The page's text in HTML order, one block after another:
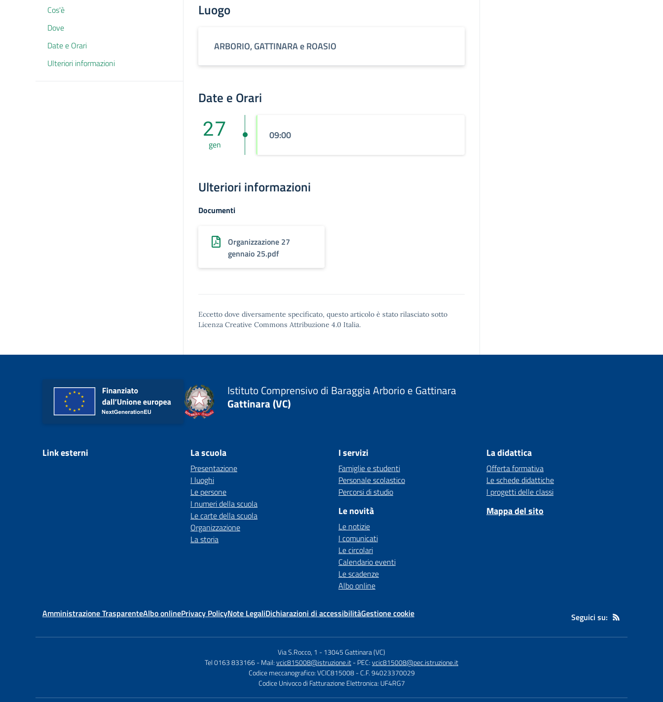
Cos'è
Dove
Date e Orari
Ulteriori informazioni
Luogo
ARBORIO, GATTINARA e ROASIO
Date e Orari
27
gen
09:00
Ulteriori informazioni
Documenti
Organizzazione 27
gennaio 25.pdf
Eccetto dove diversamente specificato, questo articolo è stato rilasciato sotto
Licenza Creative Commons Attribuzione 4.0 Italia.
Istituto Comprensivo di Baraggia Arborio e Gattinara
Gattinara (VC)
Link esterni La scuola
Presentazione
I luoghi
Le persone
I numeri della scuola
Le carte della scuola
Organizzazione
La storia
I servizi
Famiglie e studenti
Personale scolastico
Percorsi di studio
Le novità
Le notizie
I comunicati
Le circolari
Calendario eventi
Le scadenze
Albo online
La didattica
Offerta formativa
Le schede didattiche
I progetti delle classi
Mappa del sito
Amministrazione TrasparenteAlbo onlinePrivacy PolicyNote LegaliDichiarazioni di accessibilitàGestione cookie Seguici su:
Via S.Rocco, 1 -13045 Gattinara (VC)
Tel 0163 833166- Mail:vcic815008@istruzione.it- PEC:vcic815008@pec.istruzione.it
Codice meccanografico: VCIC815008 - C.F. 94023370029
Codice Univoco di Fatturazione Elettronica: UF4RG7